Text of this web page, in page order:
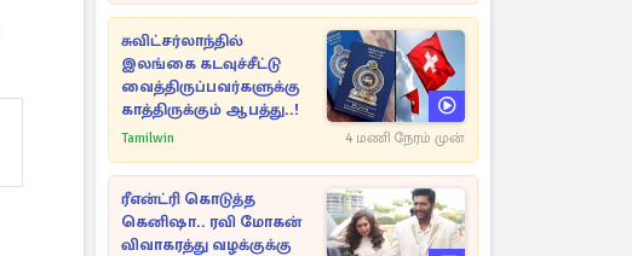
சுவிட்சர்லாந்தில்
இலங்கை கடவுச்சீட்டு
வைத்திருப்பவர்களுக்கு
காத்திருக்கும் ஆபத்து..!
Tamilwin 4 மணி நேரம் முன்
ரீஎன்ட்ரி கொடுத்த
கெனிஷா.. ரவி மோகன்
விவாகரத்து வழக்குக்கு